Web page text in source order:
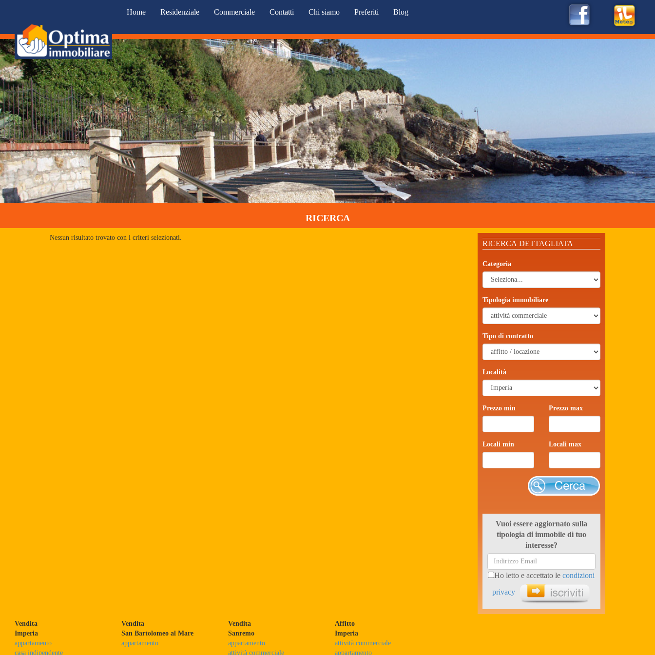
Home Residenziale Commerciale Contatti Chi siamo Preferiti Blog
RICERCA
Nessun risultato trovato con i criteri selezionati.
RICERCA DETTAGLIATA
Categoria
Tipologia immobiliare
Tipo di contratto
Località
Prezzo min Prezzo max
Locali min Locali max
Cerca
Vuoi essere aggiornato sulla
tipologia di immobile di tuo
interesse?
Ho letto e accettato lecondizioni
privacy
Iscriviti ora
Vendita
Imperia
appartamento
casa indipendente
Vendita
San Bartolomeo al Mare
appartamento
Vendita
Sanremo
appartamento
attività commerciale
Affitto
Imperia
attività commerciale
appartamento